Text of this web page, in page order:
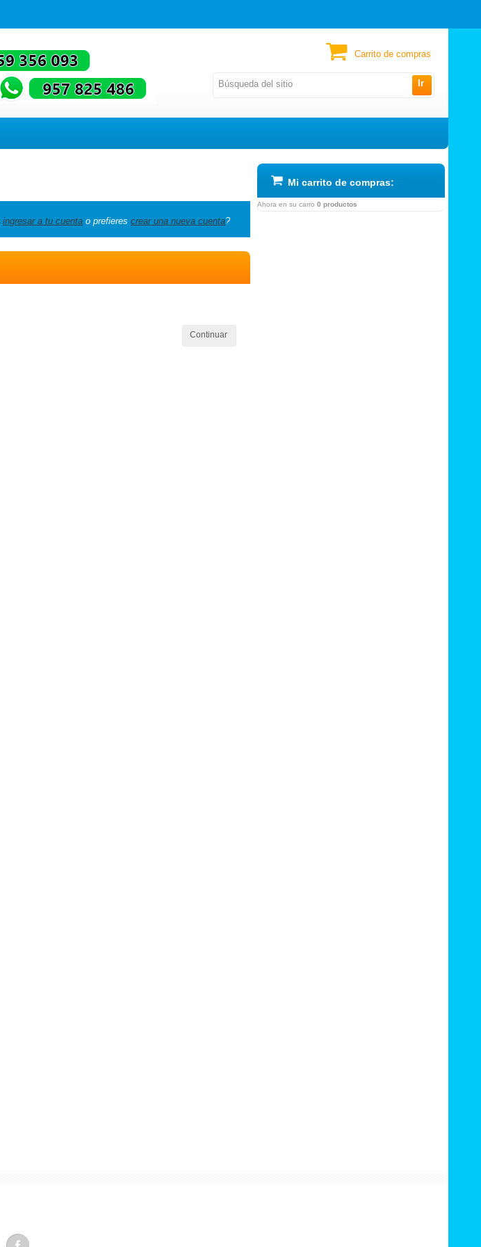
Ir
Carrito de compras
ingresar a tu cuenta o prefieres crear una nueva cuenta?
Continuar
Mi carrito de compras:
Ahora en su carro 0 productos